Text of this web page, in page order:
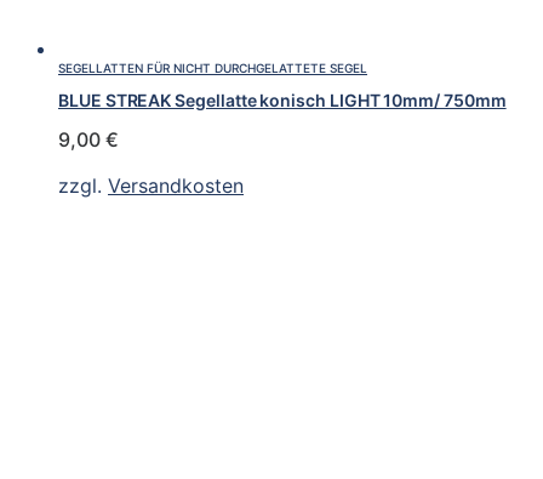
SEGELLATTEN FÜR NICHT DURCHGELATTETE SEGEL
BLUE STREAK Segellatte konisch LIGHT 10mm/ 750mm
9,00 €
zzgl. Versandkosten